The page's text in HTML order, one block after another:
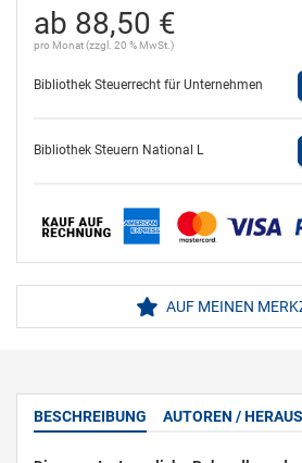
ab 88,50 €
pro Monat (zzgl. 20 % MwSt.)
Bibliothek Steuerrecht für Unternehmen
Bibliothek Steuern National L
AUF MEINEN
BESCHREIBUNG AUTOREN /